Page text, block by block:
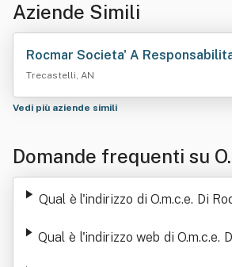
Aziende Simili
Rocmar Societa' A
Trecastelli, AN
Vedi più aziende simili
Domande frequenti su
chetti Amleto - S.p.a
Qual è l'indirizzo di O.m.c.e. Di
Qual è l'indirizzo web di O.m.c.e.